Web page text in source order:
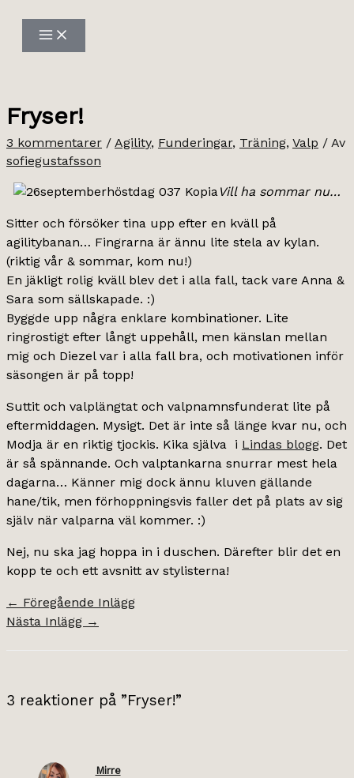
innehåll
Fryser!
3 kommentarer / Agility, Funderingar, Träning, Valp / Av
sofiegustafsson
Vill ha sommar nu…
Sitter och försöker tina upp efter en kväll på
agilitybanan… Fingrarna är ännu lite stela av kylan.
(riktig vår & sommar, kom nu!)
En jäkligt rolig kväll blev det i alla fall, tack vare Anna &
Sara som sällskapade. :)
Byggde upp några enklare kombinationer. Lite
ringrostigt efter långt uppehåll, men känslan mellan
mig och Diezel var i alla fall bra, och motivationen inför
säsongen är på topp!
Suttit och valplängtat och valpnamnsfunderat lite på
eftermiddagen. Mysigt. Det är inte så länge kvar nu, och
Modja är en riktig tjockis. Kika själva i Lindas blogg. Det
är så spännande. Och valptankarna snurrar mest hela
dagarna… Känner mig dock ännu kluven gällande
hane/tik, men förhoppningsvis faller det på plats av sig
själv när valparna väl kommer. :)
Nej, nu ska jag hoppa in i duschen. Därefter blir det en
kopp te och ett avsnitt av stylisterna!
← Föregående Inlägg
Nästa Inlägg →
3 reaktioner på ”Fryser!”
Mirre